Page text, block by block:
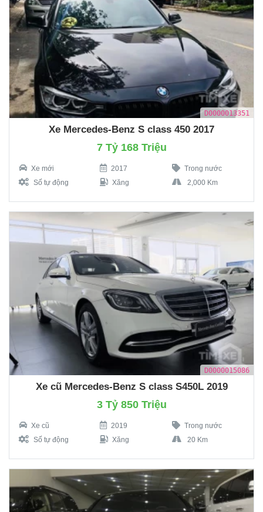
D0000013351
Xe Mercedes-Benz S class 450 2017
7 Tỷ 168 Triệu
Xe mới 2017
Trong nước
Số tự động
Xăng 2,000 Km
D0000015086
Xe cũ Mercedes-Benz S class S450L 2019
3 Tỷ 850 Triệu
Xe cũ 2019
Trong nước
Số tự động
Xăng 20 Km